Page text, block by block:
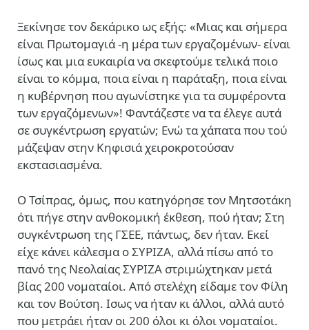
Ξεκίνησε τον δεκάρικο ως εξής: «Μιας και σήμερα
είναι Πρωτομαγιά -η μέρα των εργαζομένων- είναι
ίσως και μια ευκαιρία να σκεφτούμε τελικά ποιο
είναι το κόμμα, ποια είναι η παράταξη, ποια είναι
η κυβέρνηση που αγωνίστηκε για τα συμφέροντα
των εργαζόμενων»! Φαντάζεστε να τα έλεγε αυτά
σε συγκέντρωση εργατών; Ενώ τα χάπατα που τού
μάζεψαν στην Κηφισιά χειροκροτούσαν
εκστασιασμένα.
Ο Τσίπρας, όμως, που κατηγόρησε τον Μητσοτάκη
ότι πήγε στην ανθοκομική έκθεση, πού ήταν; Στη
συγκέντρωση της ΓΣΕΕ, πάντως, δεν ήταν. Εκεί
είχε κάνει κάλεσμα ο ΣΥΡΙΖΑ, αλλά πίσω από το
πανό της Νεολαίας ΣΥΡΙΖΑ στριμώχτηκαν μετά
βίας 200 νοματαίοι. Από στελέχη είδαμε τον Φίλη
και τον Βούτση. Ισως να ήταν κι άλλοι, αλλά αυτό
που μετράει ήταν οι 200 όλοι κι όλοι νοματαίοι.